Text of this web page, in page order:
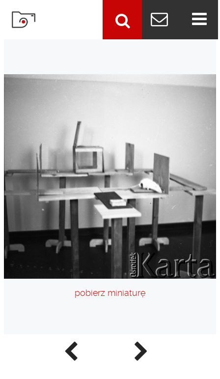
Poprzednie
zdjęcie
Następne
zdjęcie
pobierz miniaturę